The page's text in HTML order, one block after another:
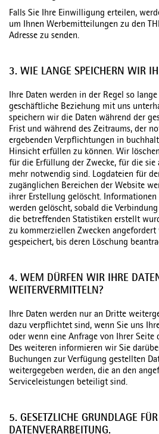
Falls Sie Ihre Einwilligung erteilen,
um Ihnen Werbemitteilungen zu den
Adresse zu senden.
3. WIE LANGE SPEICHERN WIR
Ihre Daten werden in der Regel so
geschäftliche Beziehung mit uns
speichern wir die Daten während der
Frist und während des Zeitraums, der
ergebenden Verpflichtungen in
Hinsicht erfüllen zu können. Wir
für die Erfüllung der Zwecke, für die
mehr notwendig sind. Logdateien für
zugänglichen Bereichen der Website
ihrer Erstellung gelöscht.
werden gelöscht, sobald die
die betreffenden Statistiken erstellt
zu kommerziellen Zwecken angefordert
gespeichert, bis deren Löschung
4. WEM DÜRFEN WIR IHRE
WEITERVERMITTELN?
Ihre Daten werden nur an Dritte
dazu verpflichtet sind, wenn Sie uns
oder wenn eine Anfrage von Ihrer Seite
Des weiteren informieren wir Sie
Buchungen zur Verfügung gestellten
weitergegeben werden, die an den
Serviceleistungen beteiligt sind.
5. GESETZLICHE GRUNDLAGE
DATENVERARBEITUNG.